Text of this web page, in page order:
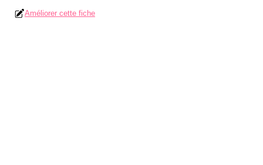
Améliorer cette fiche